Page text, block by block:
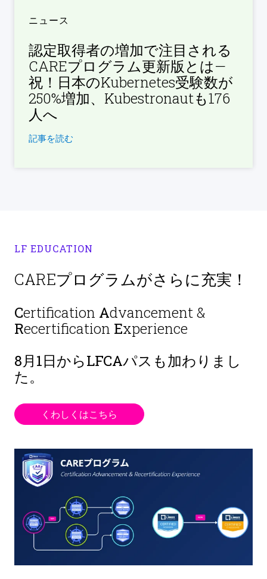
ニュース
認定取得者の増加で注目される
CAREプログラム更新版とは—
祝！日本のKubernetes受験数が
250%増加、Kubestronautも176
人へ
記事を読む
LF EDUCATION
CAREプログラムがさらに充実！
Certification Advancement &
Recertification Experience
8月1日からLFCAパスも加わりまし
た。
くわしくはこちら